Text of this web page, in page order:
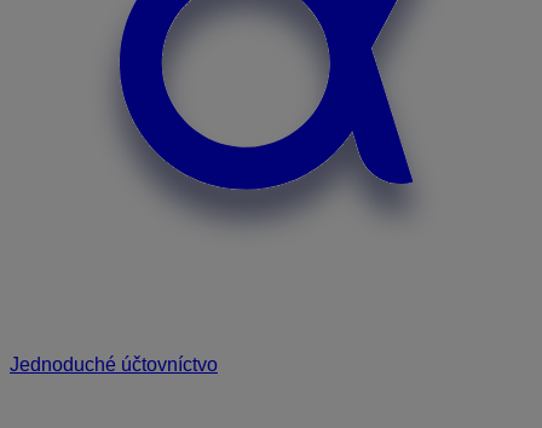
Jednoduché účtovníctvo